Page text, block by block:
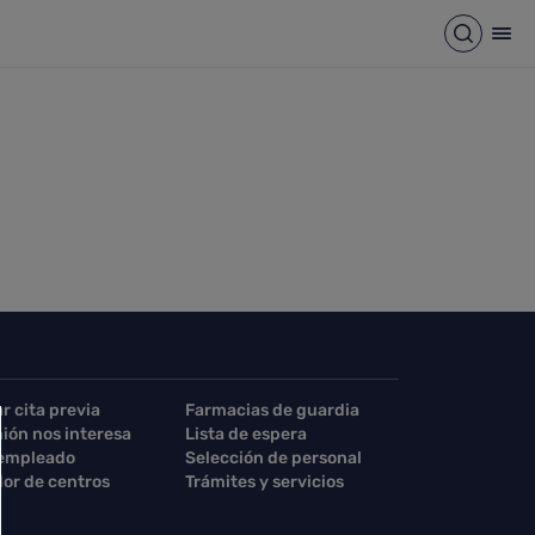
Abrir
cita previa
Farmacias de guardia
nos interesa
Lista de espera
Selección de personal
de centros Trámites y servicios